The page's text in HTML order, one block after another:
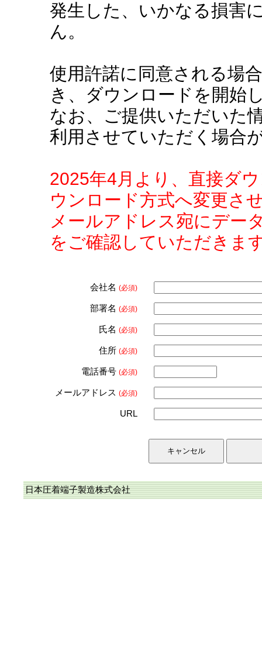
発生した、いかなる損害
ん。
使用許諾に同意される場
き、ダウンロードを開始
なお、ご提供いただいた
利用させていただく場合
2025年4月より、直接ダ
ウンロード方式へ変更さ
メールアドレス宛にデー
をご確認していただきま
会社名 (必須)
部署名 (必須)
氏名 (必須)
住所 (必須)
電話番号 (必須)
メールアドレス (必須)
URL
日本圧着端子製造株式会社